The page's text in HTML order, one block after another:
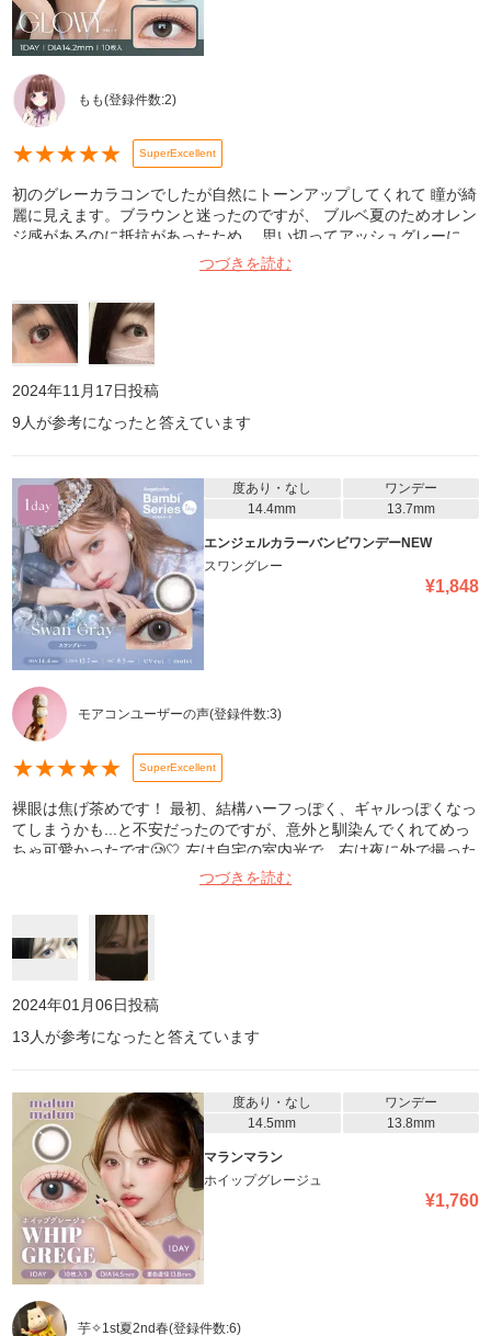
もも(登録件数:2)
★★★★★ SuperExcellent
初のグレーカラコンでしたが自然にトーンアップしてくれて 瞳が綺
麗に見えます。ブラウンと迷ったのですが、 ブルベ夏のためオレン
ジ感があるのに抵抗があったため、 思い切ってアッシュグレーに。
派手なのは嫌だなと思っていたのですが とってもナチュラルに馴染
んでくれました。 透明感たっぷりで、ブルベ夏の暗髪にぴったりで
つづきを読む
2024年11月17日投稿
9 人が参考になったと答えています
度あり・なし
ワンデー
14.4mm
13.7mm
エンジェルカラーバンビワンデーNEW
スワングレー
¥1,848
モアコンユーザーの声(登録件数:3)
★★★★★ SuperExcellent
裸眼は焦げ茶めです！ 最初、結構ハーフっぽく、ギャルっぽくなっ
てしまうかも...と不安だったのですが、意外と馴染んでくれてめっ
ちゃ可愛かったです🥲🤍 左は自宅の室内光で、右は夜に外で撮った
写真で、どちらもiPhoneノーマルカメラです🙌🏻 すごく乾燥すると
いう感じもなく、着けやすかったのでリピートします!! ただ、すご
く目に光が入ったりするとかなりギャルっぽくなるなと言う印象で
した、、 私は普段あまり目に光が入らず、フラッシュで撮ることも
あまりないので、満足してます🫶🏻
つづきを読む
2024年01月06日投稿
13 人が参考になったと答えています
度あり・なし
ワンデー
14.5mm
13.8mm
マランマラン
ホイップグレージュ
¥1,760
芋✧1st夏2nd春(登録件数:6)